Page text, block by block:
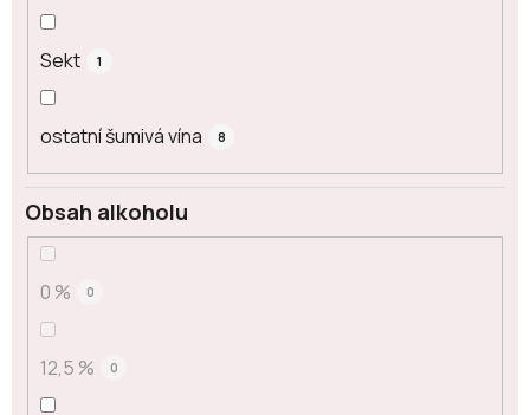
Sekt 1
ostatní šumivá vína 8
Obsah alkoholu
0 % 0
12,5 % 0